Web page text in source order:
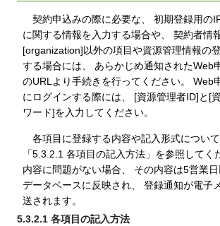
契約申込みの際に必要な、 初期登録用の
に関する情報を入力する場合や、 契約者情
[organization]以外の項目や資源管理情報の
する場合には、 あらかじめ通知されたWeb
のURLより手続きを行ってください。 Web
にログインする際には、 [資源管理者ID]と[
ワード]を入力してください。
各項目に登録する内容や記入形式について
「5.3.2.1 各項目の記入方法」を参照してく
内容に問題がない場合、 その内容は5営業
データベースに反映され、 登録通知が電子
送されます。
5.3.2.1 各項目の記入方法